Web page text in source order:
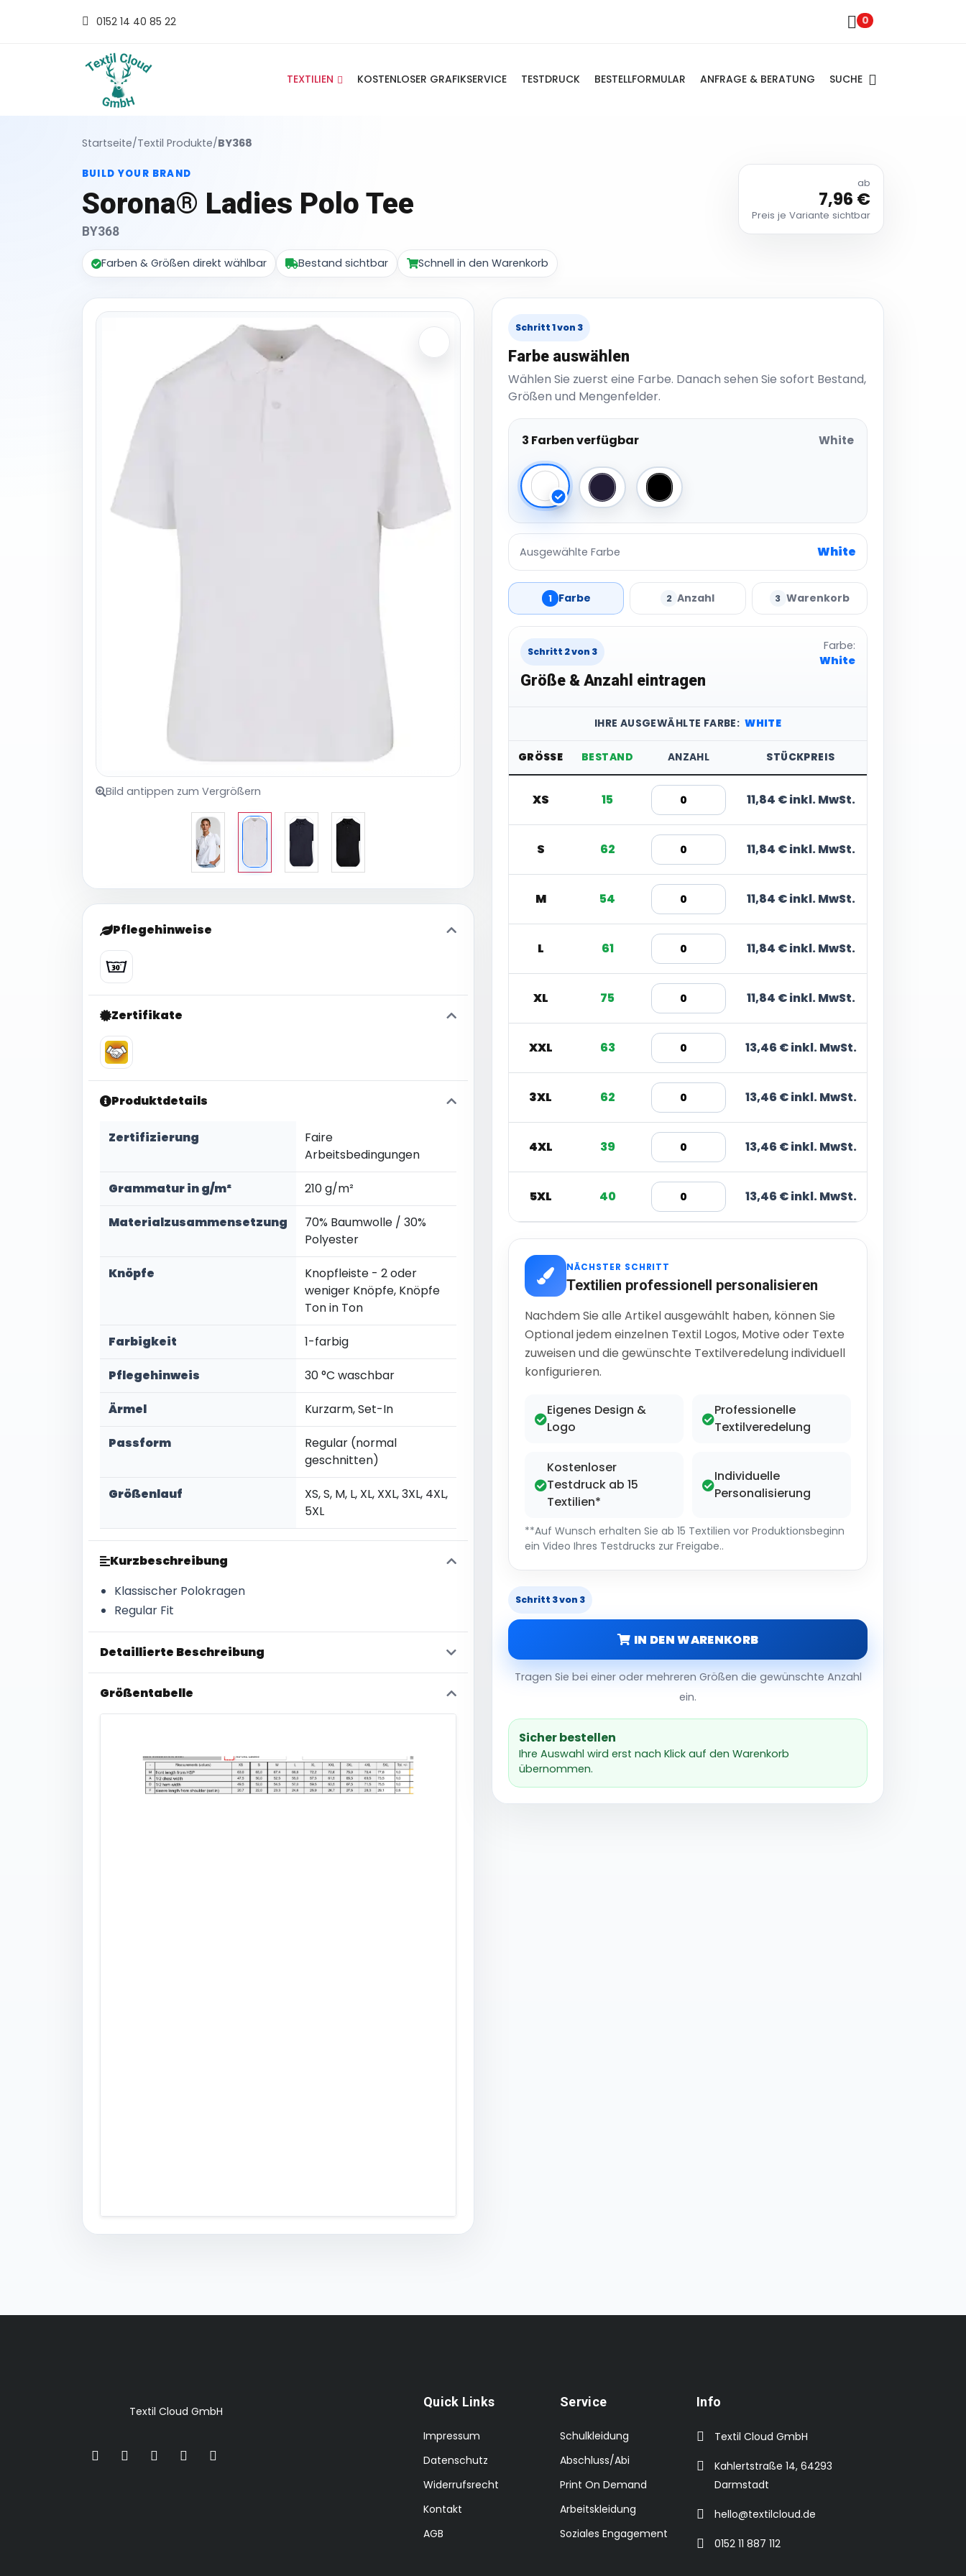
0152 14 40 85 22 0
TEXTILIEN KOSTENLOSER GRAFIKSERVICE TESTDRUCK BESTELLFORMULAR ANFRAGE & BERATUNG SUCHE
Startseite/Textil Produkte/BY368
BUILD YOUR BRAND
Sorona® Ladies Polo Tee
BY368
Farben & Größen direkt wählbar Bestand sichtbar Schnell in den Warenkorb
ab
7,96 €
Preis je Variante sichtbar
Bild antippen zum Vergrößern
Pflegehinweise
Zertifikate
Produktdetails
Zertifizierung
Faire
Arbeitsbedingungen
Grammatur in g/m² 210 g/m²
Materialzusammensetzung
70% Baumwolle / 30%
Polyester
Knöpfe
Knopfleiste - 2 oder
weniger Knöpfe, Knöpfe
Ton in Ton
Farbigkeit 1-farbig
Pflegehinweis 30 °C waschbar
Ärmel Kurzarm, Set-In
Passform
Regular (normal
geschnitten)
Größenlauf
XS, S, M, L, XL, XXL, 3XL, 4XL,
5XL
Kurzbeschreibung
Klassischer Polokragen
Regular Fit
Detaillierte Beschreibung
Größentabelle
Schritt 1 von 3
Farbe auswählen
Wählen Sie zuerst eine Farbe. Danach sehen Sie sofort Bestand,
Größen und Mengenfelder.
3 Farben verfügbar White
White Navy Black
Ausgewählte Farbe White
1 Farbe 2 Anzahl 3 Warenkorb
Schritt 2 von 3
Größe & Anzahl eintragen
Farbe:
White
IHRE AUSGEWÄHLTE FARBE: WHITE
GRÖSSE BESTAND ANZAHL STÜCKPREIS
XS 15 11,84 € inkl. MwSt.
S 62 11,84 € inkl. MwSt.
M 54 11,84 € inkl. MwSt.
L 61 11,84 € inkl. MwSt.
XL 75 11,84 € inkl. MwSt.
XXL 63 13,46 € inkl. MwSt.
3XL 62 13,46 € inkl. MwSt.
4XL 39 13,46 € inkl. MwSt.
5XL 40 13,46 € inkl. MwSt.
NÄCHSTER SCHRITT
Textilien professionell personalisieren
Nachdem Sie alle Artikel ausgewählt haben, können Sie
Optional jedem einzelnen Textil Logos, Motive oder Texte
zuweisen und die gewünschte Textilveredelung individuell
konfigurieren.
Eigenes Design &
Logo
Professionelle
Textilveredelung
Kostenloser
Testdruck ab 15
Textilien*
Individuelle
Personalisierung
**Auf Wunsch erhalten Sie ab 15 Textilien vor Produktionsbeginn
ein Video Ihres Testdrucks zur Freigabe..
Schritt 3 von 3
IN DEN WARENKORB
Tragen Sie bei einer oder mehreren Größen die gewünschte Anzahl
ein.
Sicher bestellen
Ihre Auswahl wird erst nach Klick auf den Warenkorb
übernommen.
Textil Cloud GmbH
Quick Links
Impressum
Datenschutz
Widerrufsrecht
Kontakt
AGB
Service
Schulkleidung
Abschluss/Abi
Print On Demand
Arbeitskleidung
Soziales Engagement
Info
Textil Cloud GmbH
Kahlertstraße 14, 64293
Darmstadt
hello@textilcloud.de
0152 11 887 112